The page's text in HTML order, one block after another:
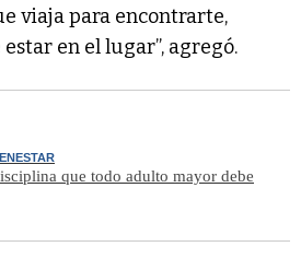
viaja para encontrarte,
en el lugar”, agregó.
que todo adulto mayor debe